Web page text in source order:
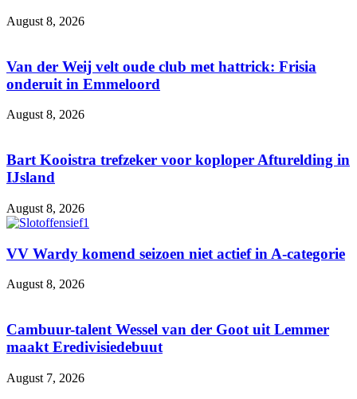
August 8, 2026
Van der Weij velt oude club met hattrick: Frisia
onderuit in Emmeloord
August 8, 2026
Bart Kooistra trefzeker voor koploper Afturelding in
IJsland
August 8, 2026
VV Wardy komend seizoen niet actief in A-categorie
August 8, 2026
Cambuur-talent Wessel van der Goot uit Lemmer
maakt Eredivisiedebuut
August 7, 2026